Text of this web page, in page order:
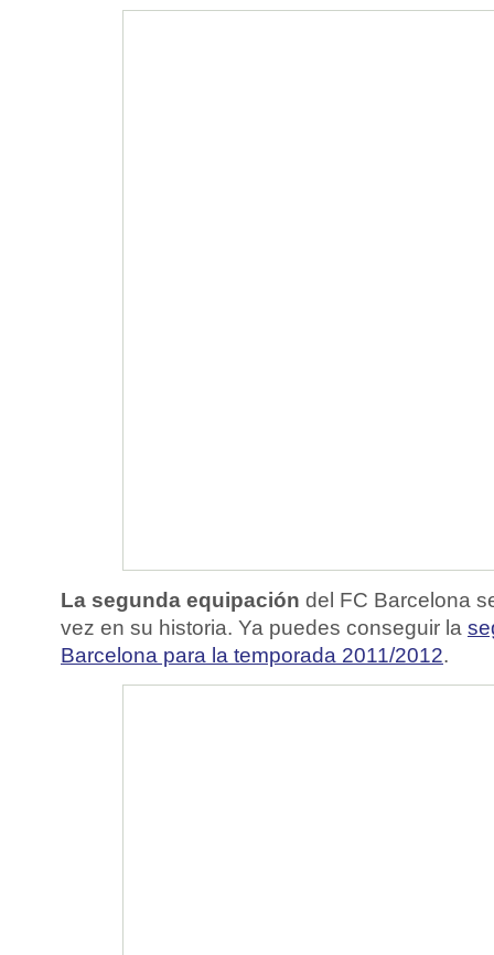
La segunda equipación del FC Barcelona
vez en su historia. Ya puedes conseguir la
Barcelona para la temporada 2011/2012.